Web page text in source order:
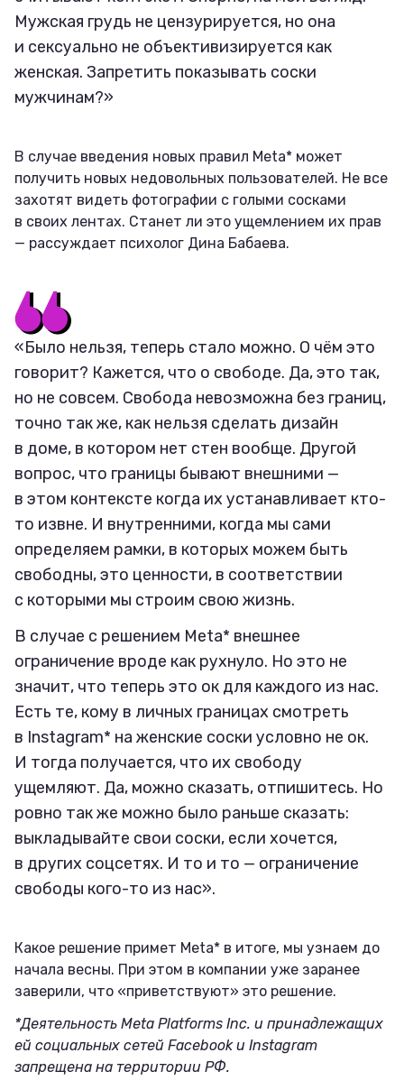
Мужская грудь не цензурируется, но она
и сексуально не объективизируется как
женская. Запретить показывать соски
мужчинам?»
В случае введения новых правил Meta* может
получить новых недовольных пользователей. Не все
захотят видеть фотографии с голыми сосками
в своих лентах. Станет ли это ущемлением их прав
— рассуждает психолог Дина Бабаева.
«Было нельзя, теперь стало можно. О чём это
говорит? Кажется, что о свободе. Да, это так,
но не совсем. Свобода невозможна без границ,
точно так же, как нельзя сделать дизайн
в доме, в котором нет стен вообще. Другой
вопрос, что границы бывают внешними —
в этом контексте когда их устанавливает кто-
то извне. И внутренними, когда мы сами
определяем рамки, в которых можем быть
свободны, это ценности, в соответствии
с которыми мы строим свою жизнь.
В случае с решением Мeta* внешнее
ограничение вроде как рухнуло. Но это не
значит, что теперь это ок для каждого из нас.
Есть те, кому в личных границах смотреть
в Instagram* на женские соски условно не ок.
И тогда получается, что их свободу
ущемляют. Да, можно сказать, отпишитесь. Но
ровно так же можно было раньше сказать:
выкладывайте свои соски, если хочется,
в других соцсетях. И то и то — ограничение
свободы кого-то из нас».
Какое решение примет Meta* в итоге, мы узнаем до
начала весны. При этом в компании уже заранее
заверили, что «приветствуют» это решение.
*Деятельность Meta Platforms Inc. и принадлежащих
ей социальных сетей Facebook и Instagram
запрещена на территории РФ.